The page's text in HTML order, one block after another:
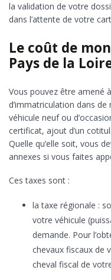
la validation de votre
dans l’attente de votre
Le coût de
Pays de la
Vous pouvez être amené
d’immatriculation dans
véhicule neuf ou
certificat, ajout d’un
Quelle qu’elle soit, vous
annexes si vous faites
Ces taxes sont :
la taxe régionale :
votre véhicule
demande. Pour
chevaux fiscaux de
cheval fiscal de